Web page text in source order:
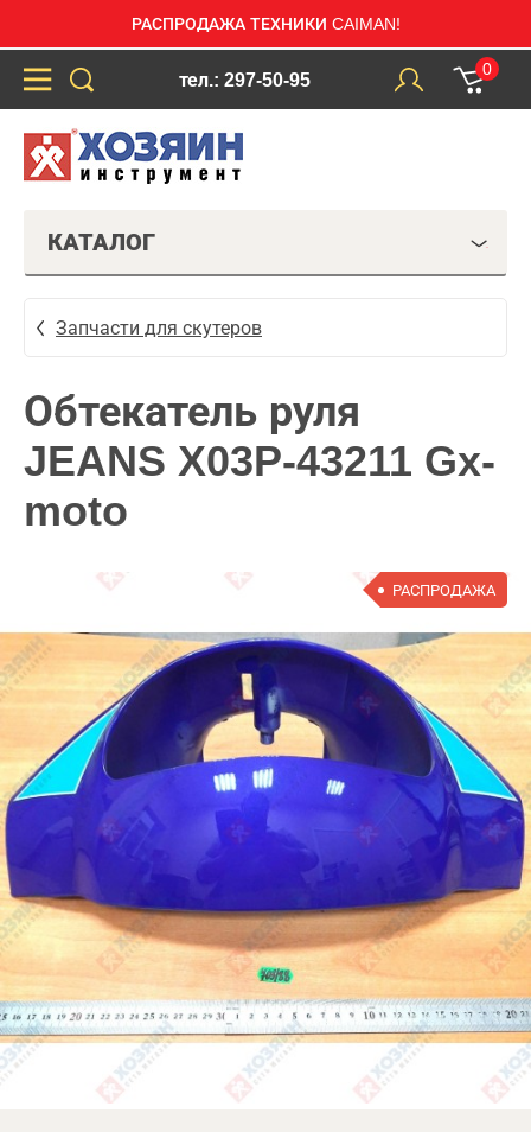
РАСПРОДАЖА ТЕХНИКИ CAIMAN!
тел.: 297-50-95
0
КАТАЛОГ
Запчасти для скутеров
Обтекатель руля
JEANS X03P-43211 Gx-
moto
РАСПРОДАЖА